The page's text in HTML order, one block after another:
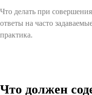
Что делать при
ответы на часто
практика.
Что должен